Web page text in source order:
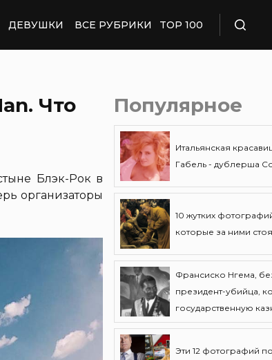
ДЕВУШКИ ВСЕ РУБРИКИ TOP 100
Что
Блэк-Рок в
организаторы
Популярное
Итальянская
Габель - дублерша
10 жутких
которые за ними
Франсиско Нгема,
президент-убийца,
государственную
Эти 12 фотографий